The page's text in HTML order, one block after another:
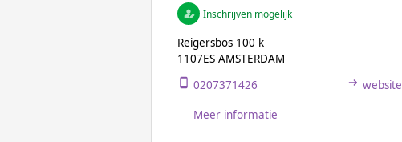
Inschrijven mogelijk
Reigersbos 100 k
1107ES AMSTERDAM
0207371426 website
Meer informatie